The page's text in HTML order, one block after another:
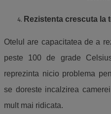
Rezistenta crescuta la
Otelul are capacitatea de a
peste 100 de grade
reprezinta nicio problema
se doreste incalzirea
mult mai ridicata.